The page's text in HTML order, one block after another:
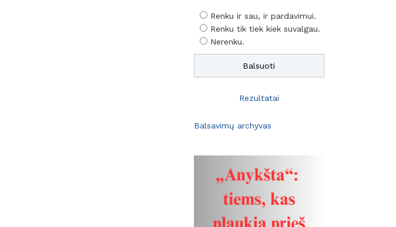
Renku ir sau, ir pardavimui.
Renku tik tiek kiek suvalgau.
Nerenku.
Rezultatai
Balsavimų archyvas